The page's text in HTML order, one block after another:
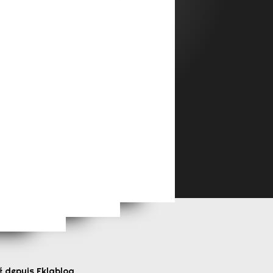
Saison 2026/2027